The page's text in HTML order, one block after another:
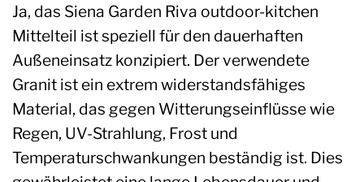
Ja, das Siena Garden Riva outdoor-kitchen
Mittelteil ist speziell für den dauerhaften
Außeneinsatz konzipiert. Der verwendete
Granit ist ein extrem widerstandsfähiges
Material, das gegen Witterungseinflüsse wie
Regen, UV-Strahlung, Frost und
Temperaturschwankungen beständig ist. Dies